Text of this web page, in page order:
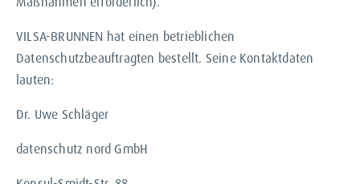
VILSA-BRUNNEN hat einen betrieblichen
Datenschutzbeauftragten bestellt. Seine Kontaktdaten
lauten:
Dr. Uwe Schläger
datenschutz nord GmbH